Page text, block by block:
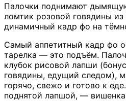
Палочки поднимают
ломтик розовой говядины
динамичный кадр фо на
Самый аппетитный кадр фо
тарелка — это подъём.
клубок рисовой лапши
говядины, едущий следом),
горячо, свежо и готово к
поднятой лапшой, — вишенка